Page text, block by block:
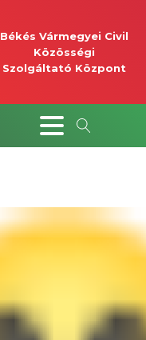
Békés Vármegyei Civil
Közösségi
Szolgáltató Központ